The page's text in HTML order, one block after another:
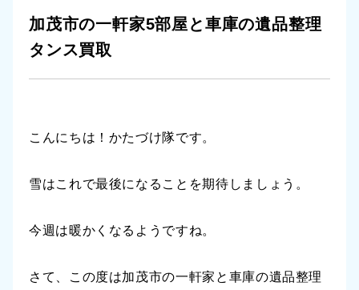
加茂市の一軒家5部屋と車庫の遺品整理
タンス買取
こんにちは！かたづけ隊です。
雪はこれで最後になることを期待しましょう。
今週は暖かくなるようですね。
さて、この度は加茂市の一軒家と車庫の遺品整理